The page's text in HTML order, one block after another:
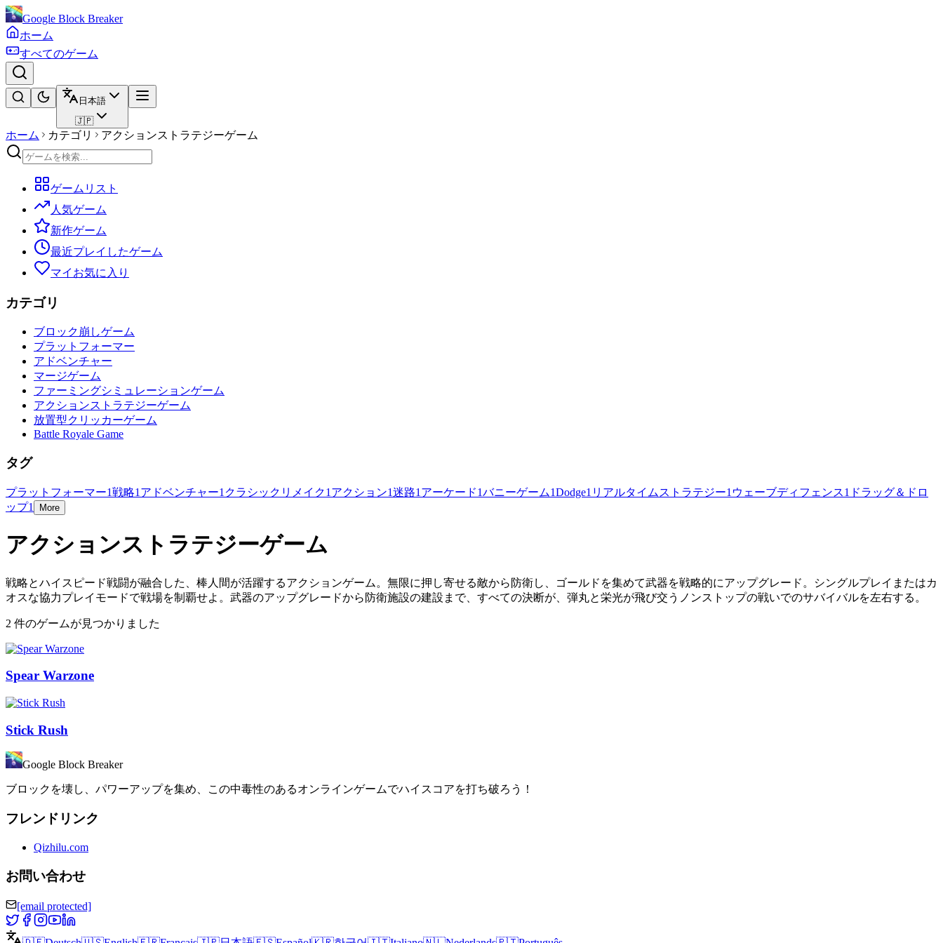
Google Block Breaker
ホーム
すべてのゲーム
日本語
🇯🇵
ホーム カテゴリ アクションストラテジーゲーム
ゲームリスト
人気ゲーム
新作ゲーム
最近プレイしたゲーム
マイお気に入り
カテゴリ
ブロック崩しゲーム
プラットフォーマー
アドベンチャー
マージゲーム
ファーミングシミュレーションゲーム
アクションストラテジーゲーム
放置型クリッカーゲーム
Battle Royale Game
タグ
プラットフォーマー1戦略1 アドベンチャー1 クラシックリメイク1 アクション1迷路1 アーケード1バニーゲーム1Dodge1 リアルタイムストラテジー1 ウェーブディフェンス1 ドラッグ＆ドロ
ップ1 More
アクションストラテジーゲーム
戦略とハイスピード戦闘が融合した、棒人間が活躍するアクションゲーム。無限に押し寄せる敵から防衛し、ゴールドを集めて武器を戦略的にアップグレード。シングルプレイまたはカ
オスな協力プレイモードで戦場を制覇せよ。武器のアップグレードから防衛施設の建設まで、すべての決断が、弾丸と栄光が飛び交うノンストップの戦いでのサバイバルを左右する。
2 件のゲームが見つかりました
Spear Warzone
Stick Rush
Google Block Breaker
ブロックを壊し、パワーアップを集め、この中毒性のあるオンラインゲームでハイスコアを打ち破ろう！
フレンドリンク
Qizhilu.com
お問い合わせ
[email protected]